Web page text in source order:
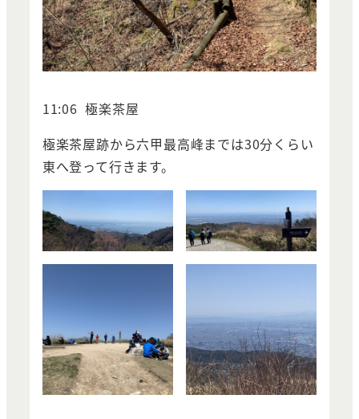
11:06 極楽茶屋
極楽茶屋跡から六甲最高峰までは30分くらい
東へ登って行きます。